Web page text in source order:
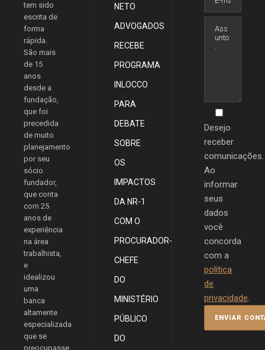
tem sido
escrita de
forma
rápida.
São mais
de 15
anos
desde a
fundação,
que foi
precedida
de muito
planejamento
por seu
sócio
fundador,
que conta
com 25
anos de
experiência
na área
trabalhista,
e
idealizou
uma
banca
altamente
especializada
que se
preocupasse
NETO
ADVOGADOS
RECEBE
PROGRAMA
INLOCCO
PARA
DEBATE
SOBRE
OS
IMPACTOS
DA NR-1
COM O
PROCURADOR-
CHEFE
DO
MINISTÉRIO
PÚBLICO
DO
Desejo
receber
comunicações.
Ao
informar
seus
dados
você
concorda
com a
política
de
privacidade.